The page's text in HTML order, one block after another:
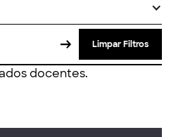
Limpar Filtros
docentes.